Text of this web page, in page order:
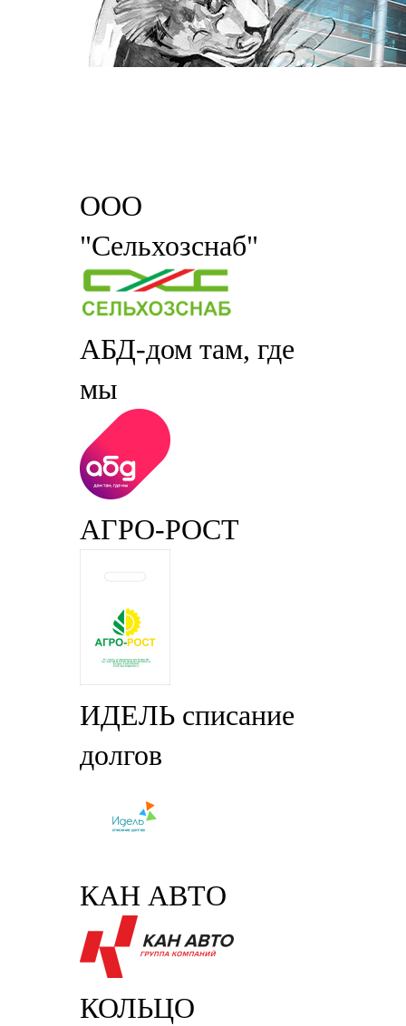
ООО
"Сельхозснаб"
АБД-дом там, где
мы
АГРО-РОСТ
ИДЕЛЬ списание
долгов
КАН АВТО
КОЛЬЦО